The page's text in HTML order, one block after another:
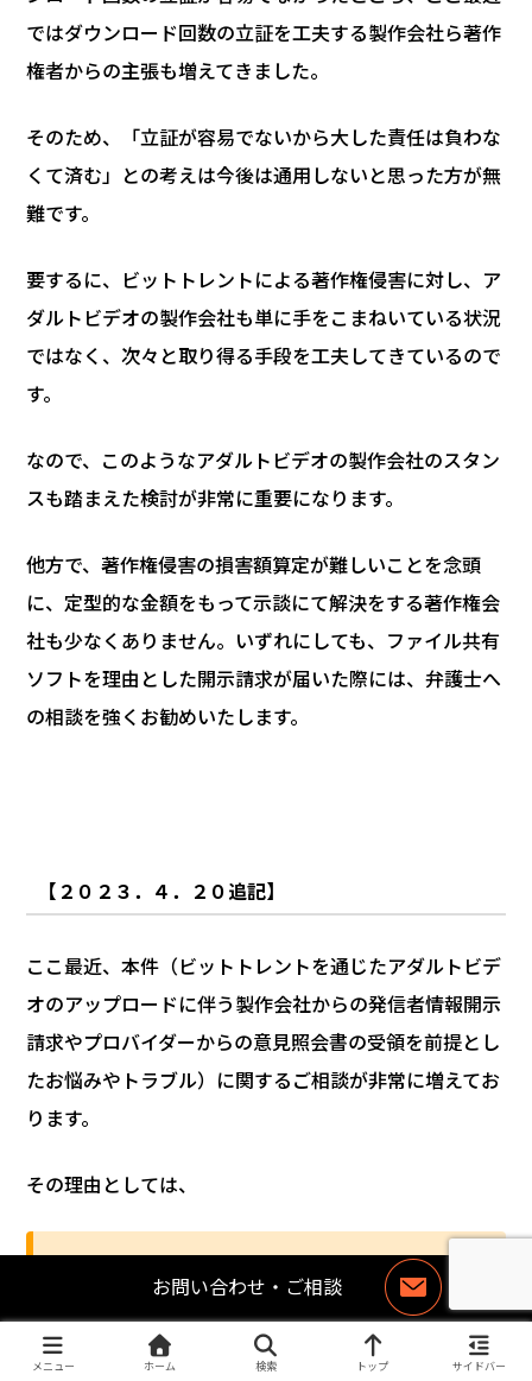
ではダウンロード回数の立証を工夫する製作会社ら著作
権者からの主張も増えてきました。
そのため、「立証が容易でないから大した責任は負わな
くて済む」との考えは今後は通用しないと思った方が無
難です。
要するに、ビットトレントによる著作権侵害に対し、ア
ダルトビデオの製作会社も単に手をこまねいている状況
ではなく、次々と取り得る手段を工夫してきているので
す。
なので、このようなアダルトビデオの製作会社のスタン
スも踏まえた検討が非常に重要になります。
他方で、著作権侵害の損害額算定が難しいことを念頭
に、定型的な金額をもって示談にて解決をする著作権会
社も少なくありません。いずれにしても、ファイル共有
ソフトを理由とした開示請求が届いた際には、弁護士へ
の相談を強くお勧めいたします。
【２０２３．４．２０追記】
ここ最近、本件（ビットトレントを通じたアダルトビデ
オのアップロードに伴う製作会社からの発信者情報開示
請求やプロバイダーからの意見照会書の受領を前提とし
たお悩みやトラブル）に関するご相談が非常に増えてお
ります。
その理由としては、
ビットトレントの利用者が相当多数に及ぶこと
ひとりの利用者あたりで通常は相当数の動画を
メニュー ホーム 検索 トップ サイドバー
お問い合わせ・ご相談
お
問
合